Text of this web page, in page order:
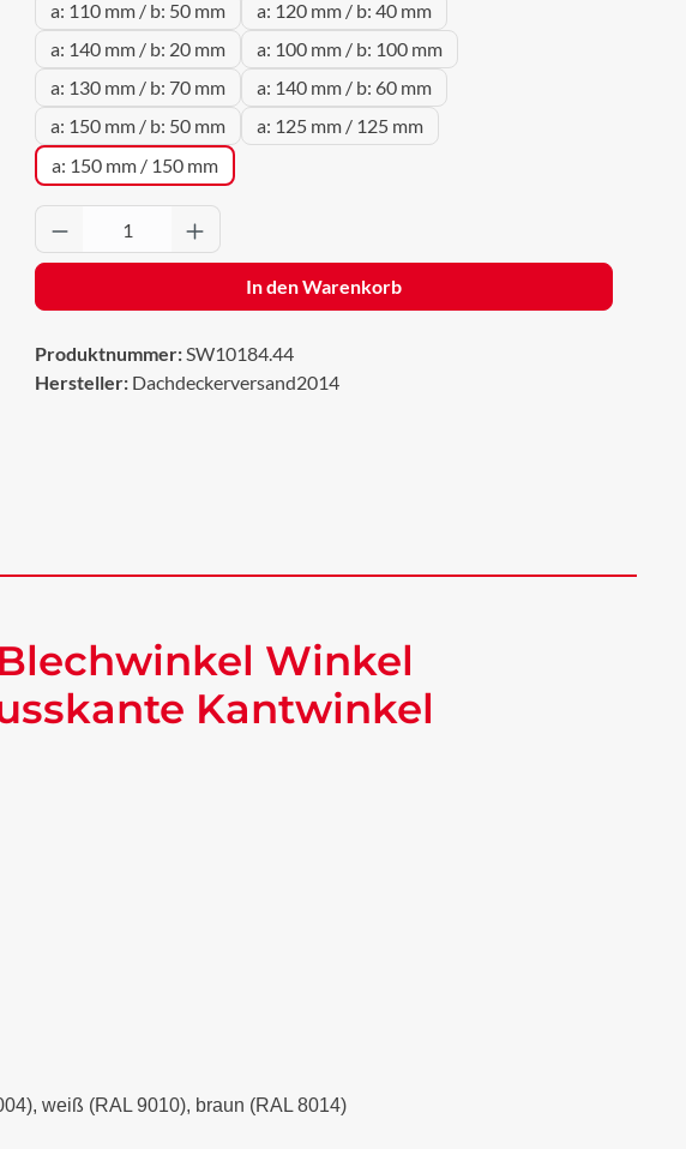
a: 110 mm / b: 50 mm
a: 120 mm / b: 40 mm
a: 140 mm / b: 20 mm
a: 100 mm / b: 100 mm
a: 130 mm / b: 70 mm
a: 140 mm / b: 60 mm
a: 150 mm / b: 50 mm
a: 125 mm / 125 mm
a: 150 mm / 150 mm
Produkt Anzahl: Gib den gewünschten Wert ein
In den Warenkorb
Produktnummer:SW10184.44
Hersteller: Dachdeckerversand2014
Winkel
Kantwinkel
weiß (RAL 9010), braun (RAL 8014)